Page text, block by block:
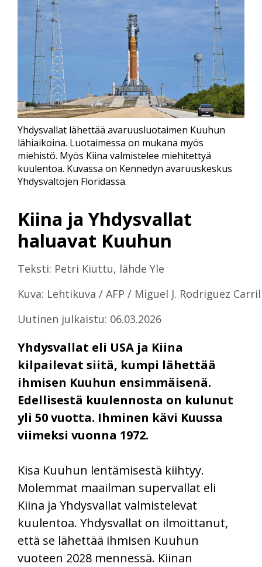
Kiina ja Yhdysvallat
haluavat Kuuhun
Teksti: Petri Kiuttu, lähde Yle
Kuva: Lehtikuva / AFP / Miguel J. Rodriguez
Uutinen julkaistu: 06.03.2026
Yhdysvallat eli USA ja Kiina
kilpailevat siitä, kumpi lähettää
ihmisen Kuuhun ensimmäisenä.
Edellisestä kuulennosta on kulunut
yli 50 vuotta. Ihminen kävi Kuussa
viimeksi vuonna 1972.
Yhdysvallat lähettää avaruusluotaimen Kuuhun
lähiaikoina. Luotaimessa on mukana myös
miehistö. Myös Kiina valmistelee miehitettyä
kuulentoa. Kuvassa on Kennedyn avaruuskeskus
Yhdysvaltojen Floridassa.
Kisa Kuuhun lentämisestä kiihtyy.
Molemmat maailman supervallat eli
Kiina ja Yhdysvallat valmistelevat
kuulentoa. Yhdysvallat on ilmoittanut,
että se lähettää ihmisen Kuuhun
vuoteen 2028 mennessä. Kiinan